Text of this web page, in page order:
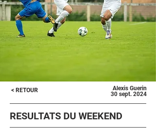
< RETOUR
Alexis Guerin
30 sept. 2024
RESULTATS DU WEEKEND